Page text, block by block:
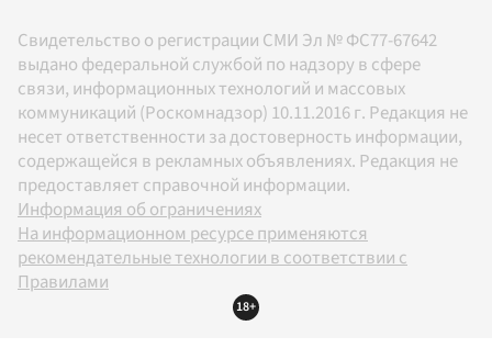
Свидетельство о регистрации СМИ Эл № ФС77-67642
выдано федеральной службой по надзору в сфере
связи, информационных технологий и массовых
коммуникаций (Роскомнадзор) 10.11.2016 г. Редакция не
несет ответственности за достоверность информации,
содержащейся в рекламных объявлениях. Редакция не
предоставляет справочной информации.
Информация об ограничениях
На информационном ресурсе применяются
рекомендательные технологии в соответствии с
Правилами
18+